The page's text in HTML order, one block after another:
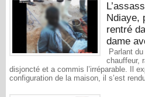
Ndiaye,
rentré
dame
Parlant
chauffeur,
disjoncté et a commis l’irréparable. Il
configuration de la maison, il s’est